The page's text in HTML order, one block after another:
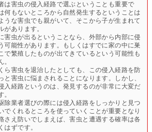
は害虫の侵入経路で選ぶということも重要で
何もないところから自然発生するということは
うな害虫でも親がいて、そこから子が生まれて
があります。
害虫が出るということなら、外部から内部に侵
可能性があります。もしくはすでに家の中に巣
で繁殖したものが出てきているという可能性も
。
ら害虫を退治したとしても、この侵入経路を防
と害虫に悩まされることになります。しかし、
入経路というのは、発見するのが非常に大変だ
。
除業者選びの際には侵入経路をしっかりと見つ
でくれるところを使っていくことが重要となり
さえ防いでしまえば、害虫と遭遇する確率は各
はずです。